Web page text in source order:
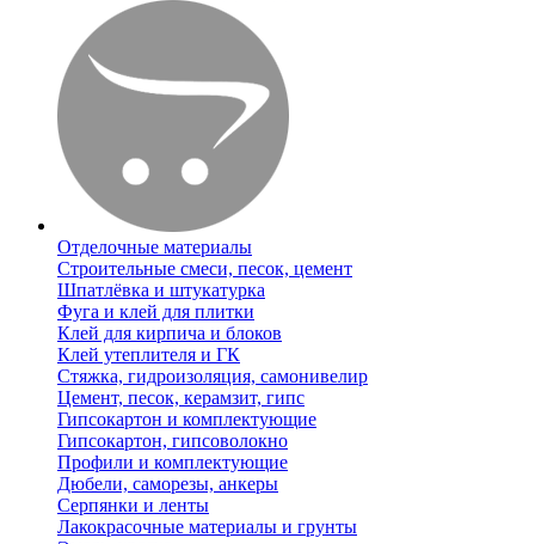
Отделочные материалы
Строительные смеси, песок, цемент
Шпатлёвка и штукатурка
Фуга и клей для плитки
Клей для кирпича и блоков
Клей утеплителя и ГК
Стяжка, гидроизоляция, самонивелир
Цемент, песок, керамзит, гипс
Гипсокартон и комплектующие
Гипсокартон, гипсоволокно
Профили и комплектующие
Дюбели, саморезы, анкеры
Серпянки и ленты
Лакокрасочные материалы и грунты